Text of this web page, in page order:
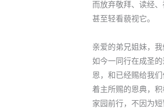
而放弃敬拜、读经
甚至轻看藐视它。
亲爱的弟兄姐妹，
如今一同行在成圣
恩，和已经赐给我
着主所赐的恩典，
家园前行，不因为